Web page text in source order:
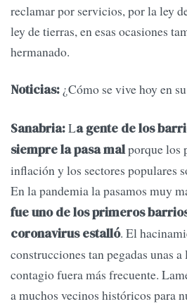
reclamar por servicios, por la ley
ley de tierras, en esas ocasiones
hermanado.
Noticias: ¿Cómo se vive hoy en
Sanabria:La gente de los
siempre la pasa malporque los
inflación y los sectores populares
En la pandemia la pasamos muy
fue uno de los primeros
coronavirus estalló. El
construcciones tan pegadas unas
contagio fuera más frecuente.
a muchos vecinos históricos para